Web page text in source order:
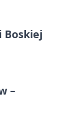
Boskiej
–